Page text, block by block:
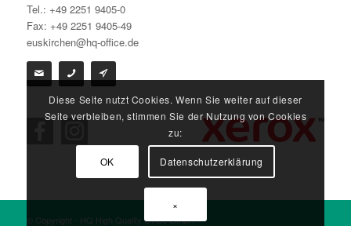
Tel.: +49 2251 9405-0
Fax: +49 2251 9405-49
euskirchen@hq-office.de
© Copyright - HQ High Quality Office GmbH
Diese Seite nutzt Cookies. Wenn Sie weiter auf dieser
Seite verbleiben, stimmen Sie der Nutzung von Cookies
zu:
OK Datenschutzerklärung
×